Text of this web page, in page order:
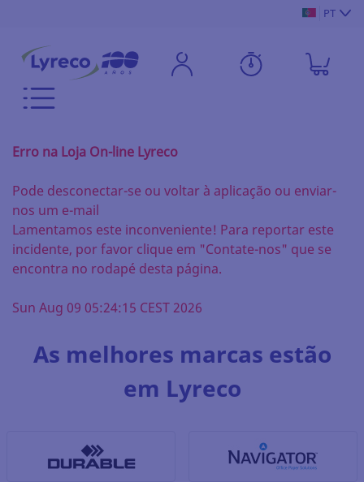
PT
Erro na Loja On-line Lyreco
Pode desconectar-se ou voltar à aplicação ou enviar-
nos um e-mail
Lamentamos este inconveniente! Para reportar este
incidente, por favor clique em "Contate-nos" que se
encontra no rodapé desta página.
Sun Aug 09 05:24:15 CEST 2026
As melhores marcas estão
em Lyreco